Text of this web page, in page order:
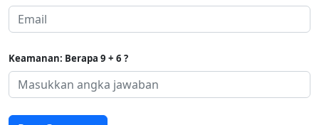
Keamanan: Berapa 9 + 6 ?